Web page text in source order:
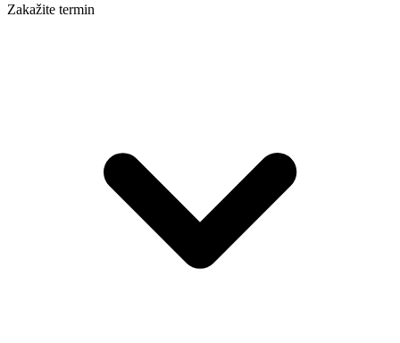
Zakažite termin